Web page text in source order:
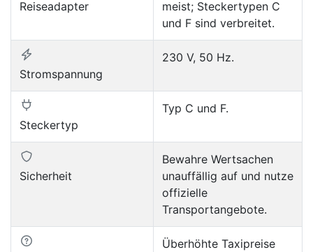
Reiseadapter
meist; Steckertypen C
und F sind verbreitet.
Stromspannung
230 V, 50 Hz.
Steckertyp
Typ C und F.
Sicherheit
Bewahre Wertsachen
unauffällig auf und nutze
offizielle
Transportangebote.
Überhöhte Taxipreise